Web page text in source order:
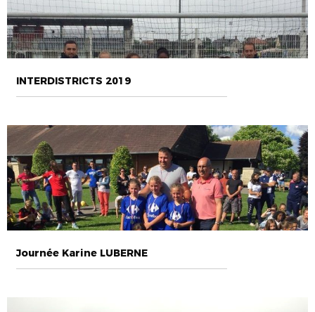
INTERDISTRICTS 2019
Journée Karine LUBERNE